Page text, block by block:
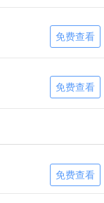
免费查看
免费查看
免费查看